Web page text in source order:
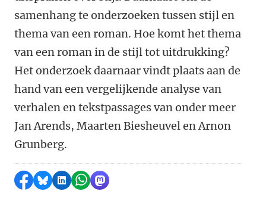
samenhang te onderzoeken tussen stijl en
thema van een roman. Hoe komt het thema
van een roman in de stijl tot uitdrukking?
Het onderzoek daarnaar vindt plaats aan de
hand van een vergelijkende analyse van
verhalen en tekstpassages van onder meer
Jan Arends, Maarten Biesheuvel en Arnon
Grunberg.
Delen op Facebook
Delen via Bluesky
Delen op LinkedIn
Delen via WhatsApp
Delen via Mastodon